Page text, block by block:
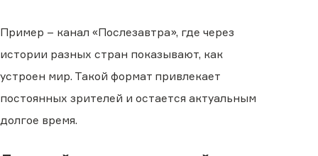
Пример – канал «Послезавтра», где через
истории разных стран показывают, как
устроен мир. Такой формат привлекает
постоянных зрителей и остается актуальным
долгое время.